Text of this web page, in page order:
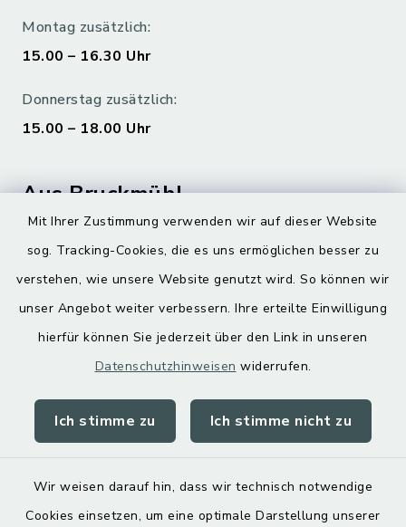
Mit Ihrer Zustimmung verwenden wir auf dieser Website
sog. Tracking-Cookies, die es uns ermöglichen besser zu
verstehen, wie unsere Website genutzt wird. So können wir
unser Angebot weiter verbessern. Ihre erteilte Einwilligung
hierfür können Sie jederzeit über den Link in unseren
Datenschutzhinweisen widerrufen.
Ich stimme zu Ich stimme nicht zu
Wir weisen darauf hin, dass wir technisch notwendige
Cookies einsetzen, um eine optimale Darstellung unserer
Montag zusätzlich:
15.00 – 16.30 Uhr
Donnerstag zusätzlich:
15.00 – 18.00 Uhr
Aus Bruckmühl
Digitaler Ortsplan
Kontakt
Datenschutz